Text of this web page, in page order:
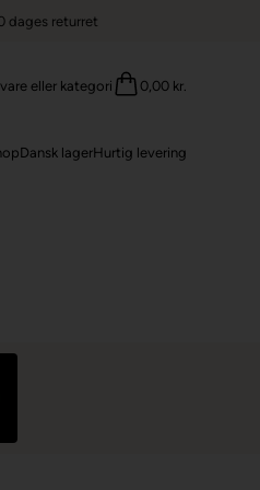
dages returret
eller kategori 0,00 kr.
Dansk lagerHurtig levering